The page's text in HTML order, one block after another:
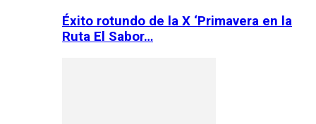
Éxito rotundo de la X ‘Primavera en la
Ruta El Sabor…